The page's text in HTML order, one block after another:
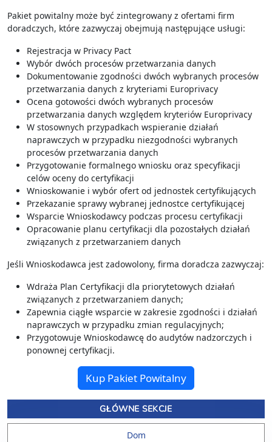
Pakiet powitalny może być zintegrowany z ofertami firm
doradczych, które zazwyczaj obejmują następujące usługi:
Rejestracja w Privacy Pact
Wybór dwóch procesów przetwarzania danych
Dokumentowanie zgodności dwóch wybranych procesów
przetwarzania danych z kryteriami Europrivacy
Ocena gotowości dwóch wybranych procesów
przetwarzania danych względem kryteriów Europrivacy
W stosownych przypadkach wspieranie działań
naprawczych w przypadku niezgodności wybranych
procesów przetwarzania danych
Przygotowanie formalnego wniosku oraz specyfikacji
celów oceny do certyfikacji
Wnioskowanie i wybór ofert od jednostek certyfikujących
Przekazanie sprawy wybranej jednostce certyfikującej
Wsparcie Wnioskodawcy podczas procesu certyfikacji
Opracowanie planu certyfikacji dla pozostałych działań
związanych z przetwarzaniem danych
Jeśli Wnioskodawca jest zadowolony, firma doradcza zazwyczaj:
Wdraża Plan Certyfikacji dla priorytetowych działań
związanych z przetwarzaniem danych;
Zapewnia ciągłe wsparcie w zakresie zgodności i działań
naprawczych w przypadku zmian regulacyjnych;
Przygotowuje Wnioskodawcę do audytów nadzorczych i
ponownej certyfikacji.
Kup Pakiet Powitalny
GŁÓWNE SEKCJE
Dom